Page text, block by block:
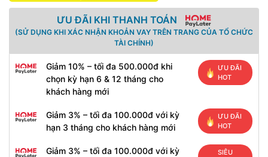
ƯU ĐÃI KHI THANH TOÁN
(SỬ DỤNG KHI XÁC NHẬN KHOẢN VAY TRÊN TRANG CỦA TỔ CHỨC
TÀI CHÍNH)
Giảm 10% – tối đa 500.000đ khi
chọn kỳ hạn 6 & 12 tháng cho
khách hàng mới
ƯU ĐÃI
HOT
Giảm 3% – tối đa 100.000đ với kỳ
hạn 3 tháng cho khách hàng mới
ƯU ĐÃI
HOT
Giảm 3% – tối đa 100.000đ với kỳ
SIÊU